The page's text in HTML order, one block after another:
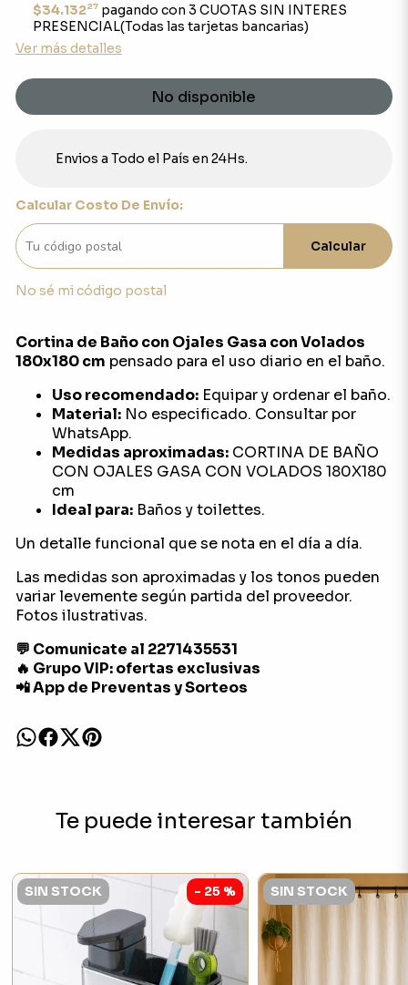
$34.13227 pagando con 3 CUOTAS SIN INTERES
PRESENCIAL(Todas las tarjetas bancarias)
Ver más detalles
No disponible
Envios a Todo el País en 24Hs.
Calcular Costo De Envío:
Calcular
No sé mi código postal
Cortina de Baño con Ojales Gasa con Volados
180x180 cm pensado para el uso diario en el baño.
Uso recomendado:Equipar y ordenar el baño.
Material:No especificado. Consultar por
WhatsApp.
Medidas aproximadas:CORTINA DE BAÑO
CON OJALES GASA CON VOLADOS 180X180
cm
Ideal para:Baños y toilettes.
Un detalle funcional que se nota en el día a día.
Las medidas son aproximadas y los tonos pueden
variar levemente según partida del proveedor.
Fotos ilustrativas.
💬 Comunicate al 2271435531
🔥 Grupo VIP: ofertas exclusivas
📲 App de Preventas y Sorteos
Te puede interesar también
SIN STOCK - 25 % SIN STOCK